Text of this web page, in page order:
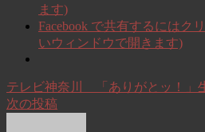
ます)
Facebook で共有するにはク
いウィンドウで開きます)
テレビ神奈川 「ありがとッ！」
次の投稿